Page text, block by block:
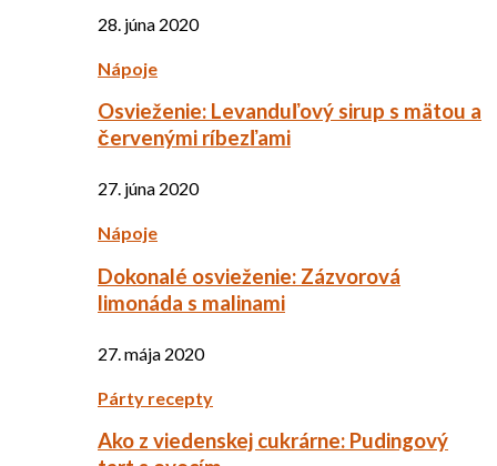
28. júna 2020
Nápoje
Osvieženie: Levanduľový sirup s mätou a
červenými ríbezľami
27. júna 2020
Nápoje
Dokonalé osvieženie: Zázvorová
limonáda s malinami
27. mája 2020
Párty recepty
Ako z viedenskej cukrárne: Pudingový